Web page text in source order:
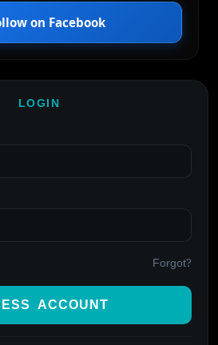
on Facebook
LOGIN
Forgot?
ACCOUNT